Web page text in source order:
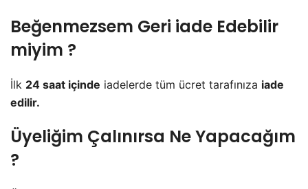
Beğenmezsem Geri iade Edebilir
miyim ?
İlk 24 saat içinde iadelerde tüm ücret tarafınıza iade
edilir.
Üyeliğim Çalınırsa Ne Yapacağım
?